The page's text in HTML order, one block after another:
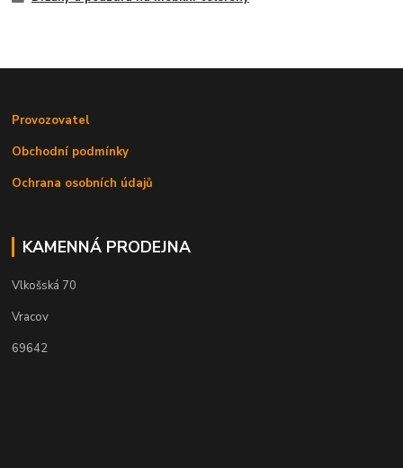
Provozovatel
Obchodní podmínky
Ochrana osobních údajů
KAMENNÁ PRODEJNA
Vlkošská 70
Vracov
69642